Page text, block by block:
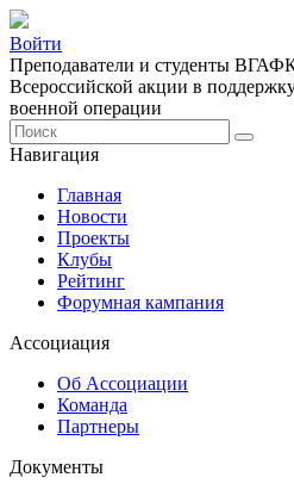
Войти
Преподаватели и студенты
Всероссийской акции в
военной операции
Навигация
Главная
Новости
Проекты
Клубы
Рейтинг
Форумная кампания
Ассоциация
Об Ассоциации
Команда
Партнеры
Документы